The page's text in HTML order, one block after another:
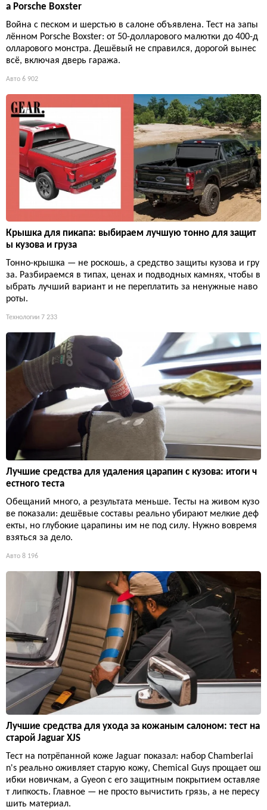
а Porsche Boxster
Война с песком и шерстью в салоне объявлена. Тест на запы
лённом Porsche Boxster: от 50-долларового малютки до 400-д
олларового монстра. Дешёвый не справился, дорогой вынес
всё, включая дверь гаража.
Авто 6 902
Крышка для пикапа: выбираем лучшую тонно для защит
ы кузова и груза
Тонно-крышка — не роскошь, а средство защиты кузова и гру
за. Разбираемся в типах, ценах и подводных камнях, чтобы в
ыбрать лучший вариант и не переплатить за ненужные наво
роты.
Технологии 7 233
Лучшие средства для удаления царапин с кузова: итоги ч
естного теста
Обещаний много, а результата меньше. Тесты на живом кузо
ве показали: дешёвые составы реально убирают мелкие деф
екты, но глубокие царапины им не под силу. Нужно вовремя
взяться за дело.
Авто 8 196
Лучшие средства для ухода за кожаным салоном: тест на
старой Jaguar XJS
Тест на потрёпанной коже Jaguar показал: набор Chamberlai
n's реально оживляет старую кожу, Chemical Guys прощает ош
ибки новичкам, а Gyeon с его защитным покрытием оставляе
т липкость. Главное — не просто вычистить грязь, а не пересу
шить материал.